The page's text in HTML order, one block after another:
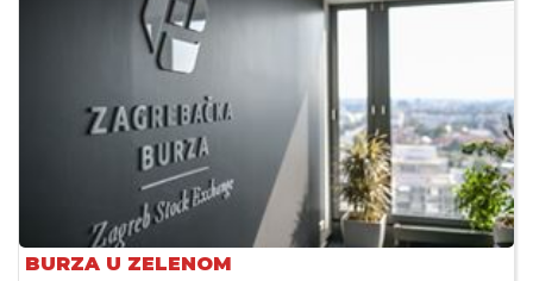
BURZA U ZELENOM